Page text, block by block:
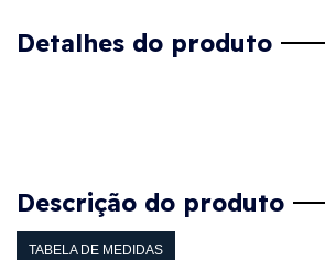
Detalhes do produto
Descrição do produto
TABELA DE MEDIDAS